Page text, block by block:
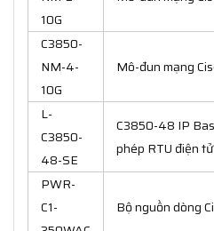
10G
C3850-
NM-4-
10G
Mô-đun mạng
L-
C3850-
48-SE
C3850-48 IP
phép RTU điện tử
PWR-
C1-
Bộ nguồn dòng